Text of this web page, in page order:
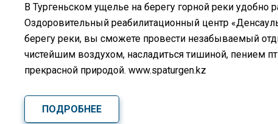
В Тургеньском ущелье на берегу горной реки удобно
Оздоровительный реабилитационный центр
берегу реки, вы сможете провести незабываемый
чистейшим воздухом, насладиться тишиной, пением
прекрасной природой. www.spaturgen.kz
ПОДРОБНЕЕ